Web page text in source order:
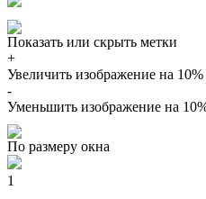
Показать или скрыть метки
+
Увеличить изображение на 10%
-
Уменьшить изображение на
По размеру окна
1